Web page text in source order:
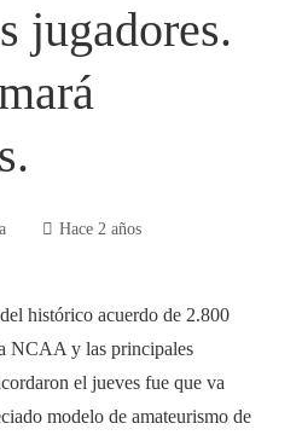
jugadores.
Hace 2 años
histórico acuerdo de 2.800
NCAA y las principales
el jueves fue que va
modelo de amateurismo de